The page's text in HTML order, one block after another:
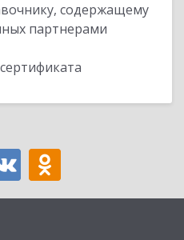
содержащему
партнерами